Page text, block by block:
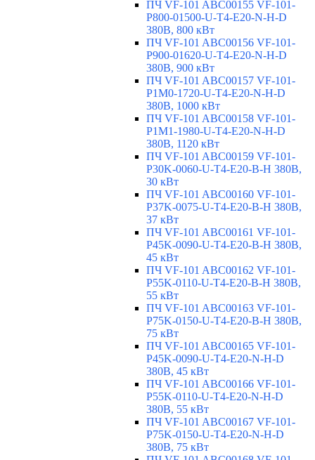
ПЧ VF-101 ABC00155 VF-101-
P800-01500-U-T4-E20-N-H-D
380В, 800 кВт
ПЧ VF-101 ABC00156 VF-101-
P900-01620-U-T4-E20-N-H-D
380В, 900 кВт
ПЧ VF-101 ABC00157 VF-101-
P1M0-1720-U-T4-E20-N-H-D
380В, 1000 кВт
ПЧ VF-101 ABC00158 VF-101-
P1M1-1980-U-T4-E20-N-H-D
380В, 1120 кВт
ПЧ VF-101 ABC00159 VF-101-
P30K-0060-U-T4-E20-B-H 380В,
30 кВт
ПЧ VF-101 ABC00160 VF-101-
P37K-0075-U-T4-E20-B-H 380В,
37 кВт
ПЧ VF-101 ABC00161 VF-101-
P45K-0090-U-T4-E20-B-H 380В,
45 кВт
ПЧ VF-101 ABC00162 VF-101-
P55K-0110-U-T4-E20-B-H 380В,
55 кВт
ПЧ VF-101 ABC00163 VF-101-
P75K-0150-U-T4-E20-B-H 380В,
75 кВт
ПЧ VF-101 ABC00165 VF-101-
P45K-0090-U-T4-E20-N-H-D
380В, 45 кВт
ПЧ VF-101 ABC00166 VF-101-
P55K-0110-U-T4-E20-N-H-D
380В, 55 кВт
ПЧ VF-101 ABC00167 VF-101-
P75K-0150-U-T4-E20-N-H-D
380В, 75 кВт